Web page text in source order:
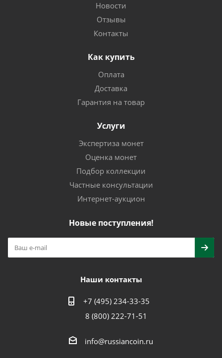
Новости
Отзывы
Контакты
Как купить
Оплата
Доставка
Гарантия на товар
Услуги
Экспертиза монет
Оценка монет
Подбор коллекции
Частные консультации
Интернет-аукцион
Новые поступления!
Наши контакты
+7 (495) 234-33-35
8 (800) 222-71-51
info@russiancoin.ru